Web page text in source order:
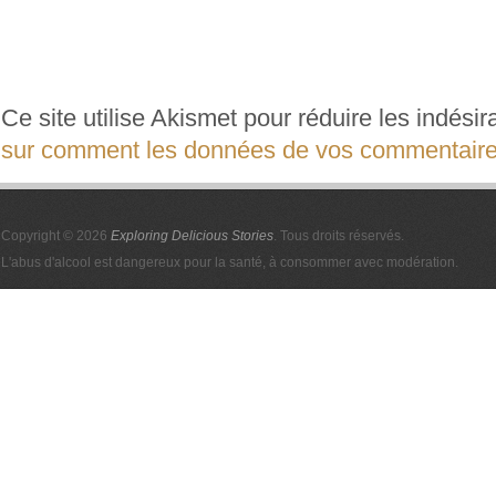
Ce site utilise Akismet pour réduire les
sur comment les données de vos
Copyright © 2026 Exploring Delicious Stories. Tous droits réservés.
L'abus d'alcool est dangereux pour la santé, à consommer avec modération.